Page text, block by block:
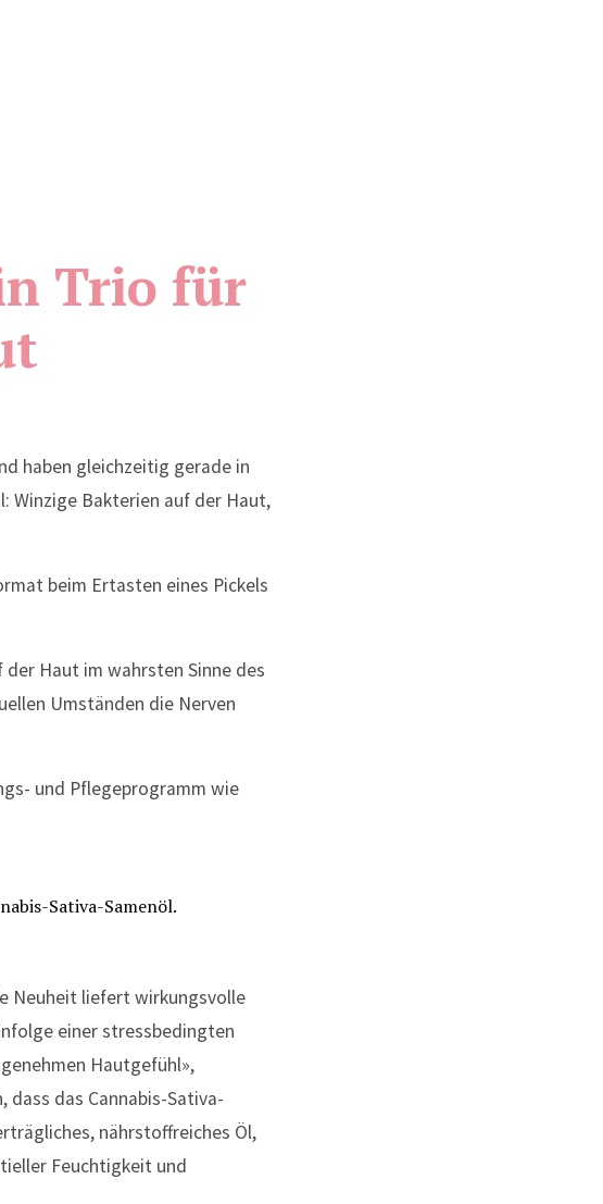
Trio für
haben gleichzeitig gerade in
Winzige Bakterien auf der Haut,
beim Ertasten eines Pickels
Haut im wahrsten Sinne des
Umständen die Nerven
und Pflegeprogramm wie
Neuheit liefert wirkungsvolle
einer stressbedingten
Hautgefühl»,
dass das Cannabis-Sativa-
nährstoffreiches Öl,
Feuchtigkeit und